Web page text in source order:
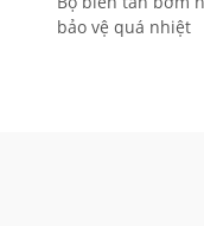
bảo vệ quá nhiệt